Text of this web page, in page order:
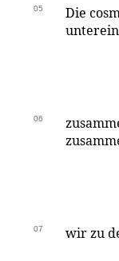
05
Die
06
07 wir zu